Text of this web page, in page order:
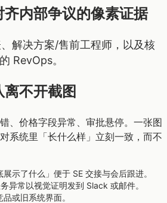
内部争议的像素证据
解决方案/售前工程师，以及核
RevOps。
不开截图
、价格字段异常、审批悬停。一张图
系统里「长什么样」立刻一致，而不
示了什么」便于 SE 交接与会后跟进。
异常以视觉证明发到 Slack 或邮件。
或旧系统界面。